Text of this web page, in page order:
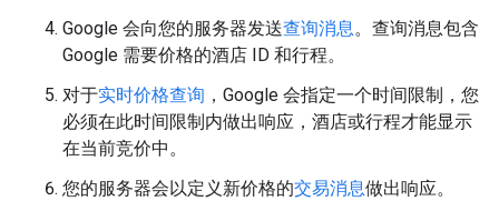
Google 会向您的服务器发送查询消息。查询消息包含
Google 需要价格的酒店 ID 和行程。
对于实时价格查询 ，Google 会指定一个时间限制，您
必须在此时间限制内做出响应，酒店或行程才能显示
在当前竞价中。
您的服务器会以定义新价格的交易消息做出响应。